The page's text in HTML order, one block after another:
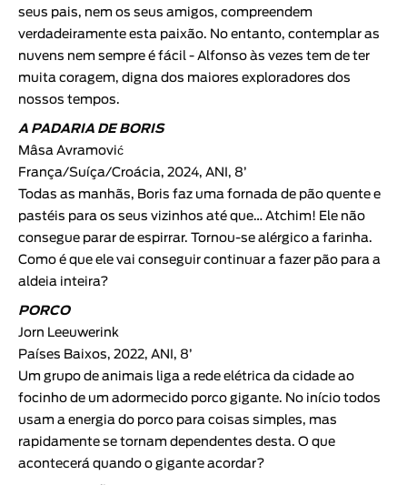
seus pais, nem os seus amigos, compreendem
verdadeiramente esta paixão. No entanto, contemplar as
nuvens nem sempre é fácil - Alfonso às vezes tem de ter
muita coragem, digna dos maiores exploradores dos
nossos tempos.
A PADARIA DE BORIS
Mâsa Avramović
França/Suíça/Croácia, 2024, ANI, 8’
Todas as manhãs, Boris faz uma fornada de pão quente e
pastéis para os seus vizinhos até que… Atchim! Ele não
consegue parar de espirrar. Tornou-se alérgico a farinha.
Como é que ele vai conseguir continuar a fazer pão para a
aldeia inteira?
PORCO
Jorn Leeuwerink
Países Baixos, 2022, ANI, 8’
Um grupo de animais liga a rede elétrica da cidade ao
focinho de um adormecido porco gigante. No início todos
usam a energia do porco para coisas simples, mas
rapidamente se tornam dependentes desta. O que
acontecerá quando o gigante acordar?